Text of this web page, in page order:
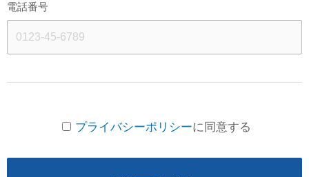
電話番号
プライバシーポリシーに同意する